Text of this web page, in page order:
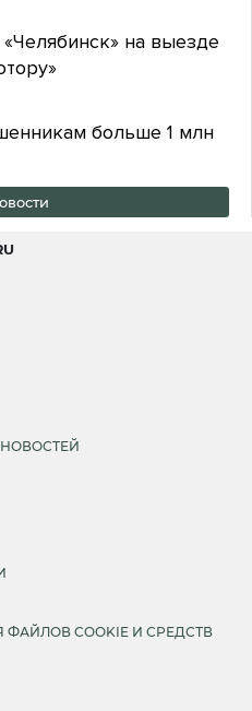
на выезде
больше 1 млн
COOKIE И СРЕДСТВ